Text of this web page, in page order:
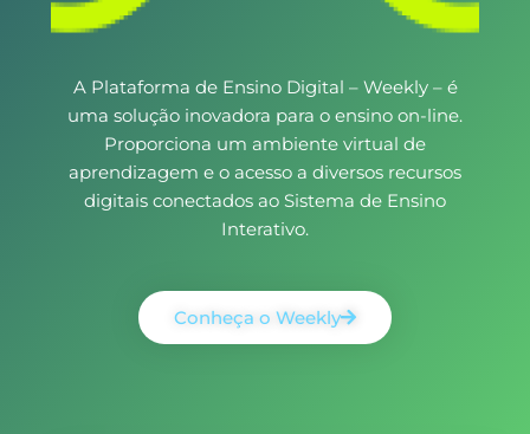
A Plataforma de Ensino Digital – Weekly – é
uma solução inovadora para o ensino on-line.
Proporciona um ambiente virtual de
aprendizagem e o acesso a diversos recursos
digitais conectados ao Sistema de Ensino
Interativo.
Conheça o Weekly